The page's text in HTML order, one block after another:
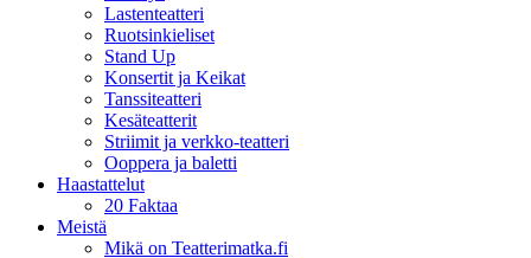
Lastenteatteri
Ruotsinkieliset
Stand Up
Konsertit ja Keikat
Tanssiteatteri
Kesäteatterit
Striimit ja verkko-teatteri
Ooppera ja baletti
Haastattelut
20 Faktaa
Meistä
Mikä on Teatterimatka.fi